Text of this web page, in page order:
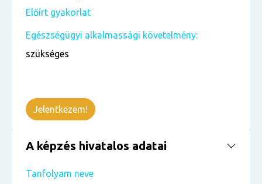
Előírt gyakorlat
Egészségügyi alkalmassági követelmény:
szükséges
Jelentkezem!
A képzés hivatalos adatai
Tanfolyam neve